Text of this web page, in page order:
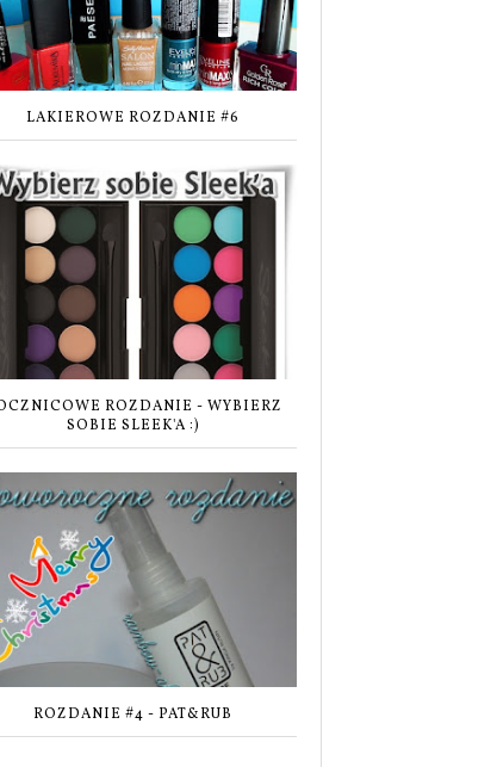
LAKIEROWE ROZDANIE #6
ROZDANIE - WYBIERZ
SOBIE SLEEK'A :)
ROZDANIE #4 - PAT&RUB